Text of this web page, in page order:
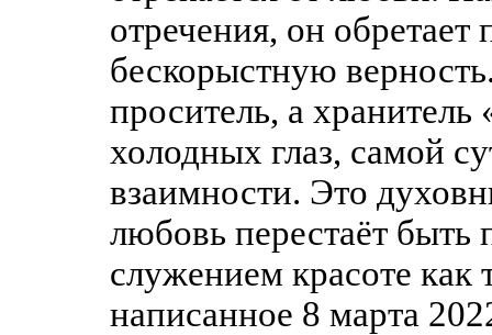
отречения, он
бескорыстную
проситель, а
холодных глаз, самой
взаимности. Это
любовь перестаёт быть
служением красоте как
написанное 8 марта